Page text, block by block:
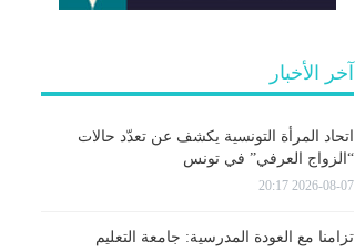
آخر الأخبار
اتحاد المرأة التونسية يكشف عن تعدّد حالات
“الزواج العرفي” في تونس
2026-08-07 20:17
تزامنا مع العودة المدرسية: جامعة التعليم